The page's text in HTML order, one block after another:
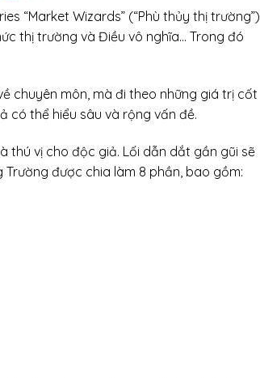
“Market Wizards” (“Phù thủy thị trường”)
thị trường và Điều vô nghĩa… Trong đó
chuyên môn, mà đi theo những giá trị cốt
có thể hiểu sâu và rộng vấn đề.
thú vị cho độc giả. Lối dẫn dắt gần gũi sẽ
được chia làm 8 phần, bao gồm: